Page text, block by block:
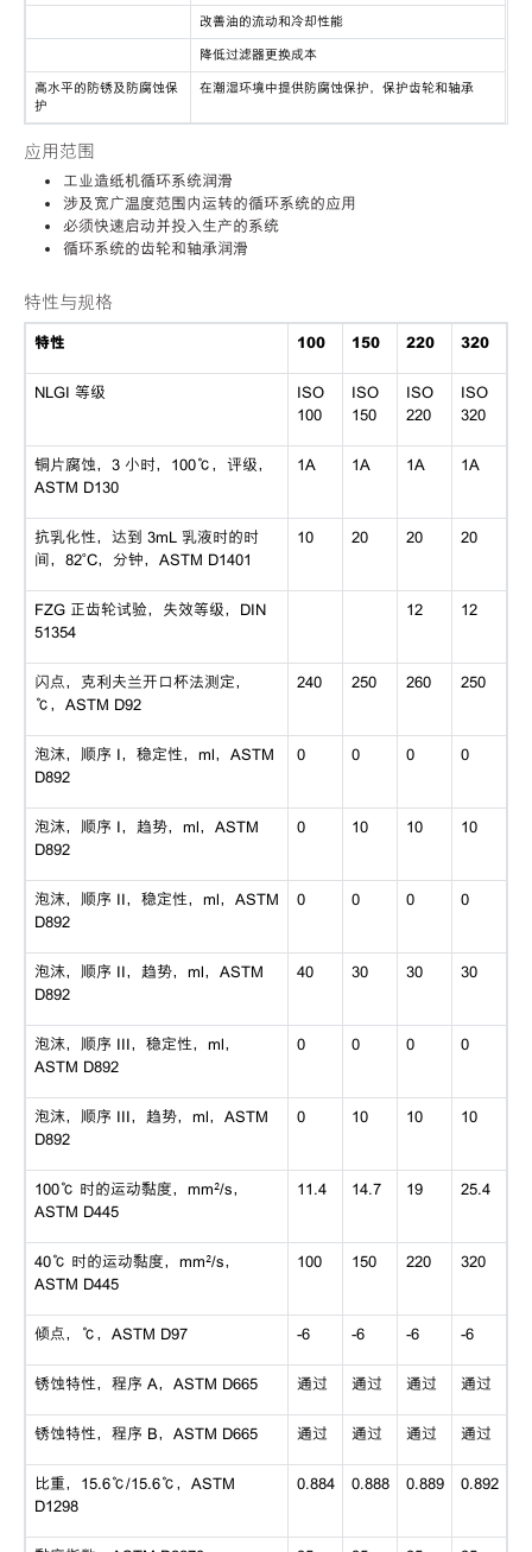
改善油的流动和冷却性能
降低过滤器更换成本
高水平的防锈及防腐蚀保
护
在潮湿环境中提供防腐蚀保护，保护齿轮和轴承
应用范围
工业造纸机循环系统润滑
涉及宽广温度范围内运转的循环系统的应用
必须快速启动并投入生产的系统
循环系统的齿轮和轴承润滑
特性与规格
特性 100 150 220 320
NLGI 等级
ISO
100
ISO
150
ISO
220
ISO
320
铜片腐蚀， 3 小时，100℃，评级，
ASTM D130
1A 1A 1A 1A
抗乳化性，达到 3mL 乳液时的时
间，82˚C，分钟，ASTM D1401
10 20 20 20
FZG 正齿轮试验，失效等级，DIN
51354
12 12
闪点，克利夫兰开口杯法测定，
℃，ASTM D92
240 250 260 250
泡沫，顺序 I，稳定性，ml，ASTM
D892
0 0 0 0
泡沫，顺序 I，趋势，ml，ASTM
D892
0 10 10 10
泡沫，顺序 II，稳定性，ml，ASTM
D892
0 0 0 0
泡沫，顺序 II，趋势，ml，ASTM
D892
40 30 30 30
泡沫，顺序 III，稳定性，ml，
ASTM D892
0 0 0 0
泡沫，顺序 III，趋势，ml，ASTM
D892
0 10 10 10
100℃ 时的运动黏度，mm²/s，
ASTM D445
11.4 14.7 19 25.4
40℃ 时的运动黏度，mm²/s，
ASTM D445
100 150 220 320
倾点， ℃，ASTM D97 -6 -6 -6 -6
锈蚀特性，程序 A，ASTM D665 通过 通过 通过 通过
锈蚀特性，程序 B，ASTM D665 通过 通过 通过 通过
比重， 15.6℃/15.6℃，ASTM
D1298
0.884 0.888 0.889 0.892